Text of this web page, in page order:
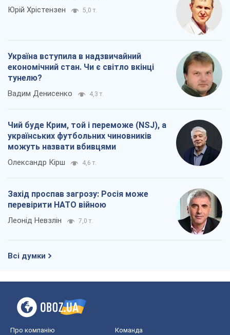
Юрій Хрістензен 5,0 т.
Україна вступила в надзвичайний
економічний стан. Чи є світло вкінці
тунелю?
Вадим Денисенко 4,3 т.
Чий буде Крим, той і переможе (NSJ), а
українських футбольних чиновників
можуть назвати вбивцями
Олександр Кірш 4,6 т.
Захід проспав загрозу: Росія може
перевірити НАТО війною
Леонід Невзлін 7,0 т.
Всі думки
Про компанію Команда